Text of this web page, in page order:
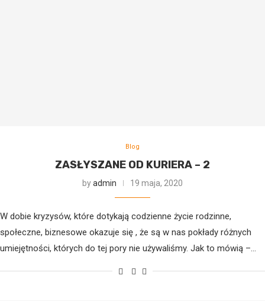
Blog
ZASŁYSZANE OD KURIERA – 2
byadmin 19 maja, 2020
W dobie kryzysów, które dotykają codzienne życie rodzinne,
społeczne, biznesowe okazuje się , że są w nas pokłady różnych
umiejętności, których do tej pory nie używaliśmy. Jak to mówią –…